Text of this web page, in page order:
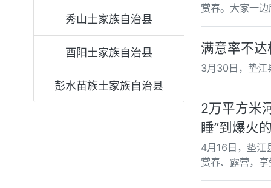
秀山土家族自治县
酉阳土家族自治县
彭水苗族土家族自治县
赏春。大家一
满意率不达
3月30日，垫江
2万平方米
睡”到爆火
4月16日，垫江
赏春、露营，